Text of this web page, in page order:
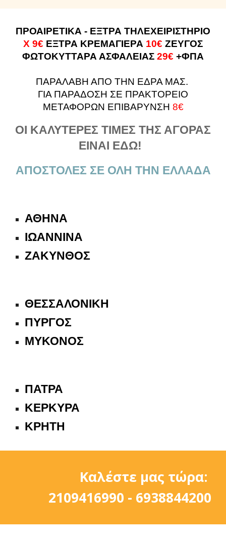
ΠΡΟΑΙΡΕΤΙΚΑ - ΕΞΤΡΑ ΤΗΛΕΧΕΙΡΙΣΤΗΡΙΟ
Χ 9€ ΕΞΤΡΑ ΚΡΕΜΑΓΙΕΡΑ 10€ ΖΕΥΓΟΣ
ΦΩΤΟΚΥΤΤΑΡΑ ΑΣΦΑΛΕΙΑΣ 29€ +ΦΠΑ
ΠΑΡΑΛΑΒΗ ΑΠΟ ΤΗΝ ΕΔΡΑ ΜΑΣ.
ΓΙΑ ΠΑΡΑΔΟΣΗ ΣΕ ΠΡΑΚΤΟΡΕΙΟ
ΜΕΤΑΦΟΡΩΝ ΕΠΙΒΑΡΥΝΣΗ 8€
ΟΙ ΚΑΛΥΤΕΡΕΣ ΤΙΜΕΣ ΤΗΣ ΑΓΟΡΑΣ
ΕΙΝΑΙ ΕΔΩ!
ΑΠΟΣΤΟΛΕΣ ΣΕ ΟΛΗ ΤΗΝ ΕΛΛΑΔΑ
ΑΘΗΝΑ
ΙΩΑΝΝΙΝΑ
ΖΑΚΥΝΘΟΣ
ΘΕΣΣΑΛΟΝΙΚΗ
ΠΥΡΓΟΣ
ΜΥΚΟΝΟΣ
ΠΑΤΡΑ
ΚΕΡΚΥΡΑ
ΚΡΗΤΗ
Καλέστε μας τώρα:
2109416990 - 6938844200